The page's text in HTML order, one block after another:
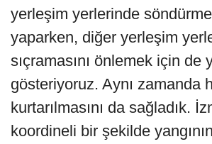
yerleşim yerlerinde söndürme
yaparken, diğer yerleşim
sıçramasını önlemek için de
gösteriyoruz. Aynı zamanda
kurtarılmasını da sağladık.
koordineli bir şekilde